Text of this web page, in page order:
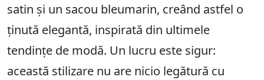
satin și un sacou bleumarin, creând astfel o
ținută elegantă, inspirată din ultimele
tendințe de modă. Un lucru este sigur:
această stilizare nu are nicio legătură cu